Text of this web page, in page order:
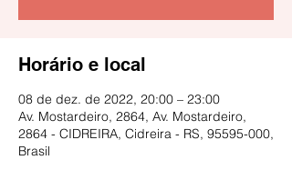
Horário e local
08 de dez. de 2022, 20:00 – 23:00
Av. Mostardeiro, 2864, Av. Mostardeiro,
2864 - CIDREIRA, Cidreira - RS, 95595-000,
Brasil